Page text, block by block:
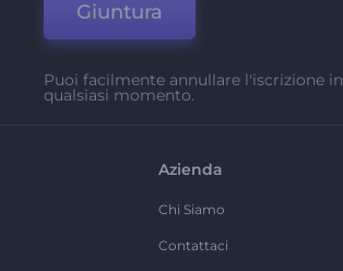
Giuntura
Puoi facilmente annullare l'iscrizione in
qualsiasi momento.
Azienda
Chi Siamo
Contattaci